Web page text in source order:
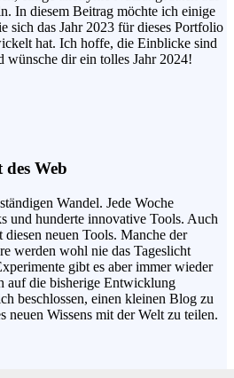
In diesem Beitrag möchte ich einige
sich das Jahr 2023 für dieses Portfolio
hat. Ich hoffe, die Einblicke sind
wünsche dir ein tolles Jahr 2024!
Web
Wandel. Jede Woche
und hunderte innovative Tools. Auch
neuen Tools. Manche der
werden wohl nie das Tageslicht
gibt es aber immer wieder
auf die bisherige Entwicklung
beschlossen, einen kleinen Blog zu
neuen Wissens mit der Welt zu teilen.